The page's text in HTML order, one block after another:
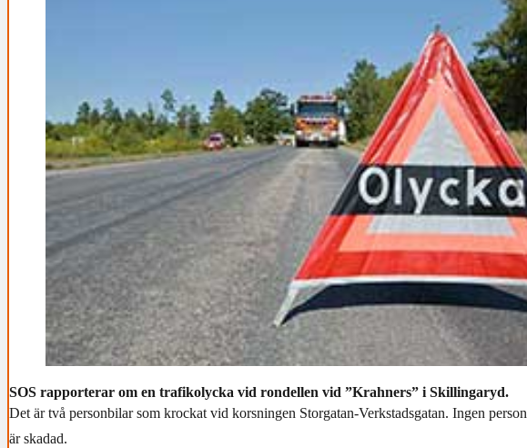
SOS rapporterar om en trafikolycka vid rondellen vid ”Krahners” i Skillingaryd.
Det är två personbilar som krockat vid korsningen Storgatan-Verkstadsgatan. Ingen person
är skadad.